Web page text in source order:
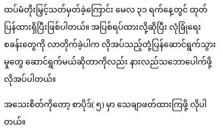
ထပ်မံတိုးမြှင့်သတ်မှတ်ခဲ့ကြောင်း မေလ ၃၁ ရက်နေ့တွင် ထုတ်
ပြန်ထားရှိပြီးဖြစ်ပါတယ်။ အပြစ်ရပ်ထားလို့ဆိုပြီး လုံခြုံရေး
စခန်းတွေကို လာတိုက်ခဲ့ပါက လိုအပ်သည့်တုံ့ပြန်ဆောင်ရွက်သွား
မှုတွေ ဆောင်ရွက်မယ်ဆိုတာကိုလည်း နားလည်သဘောပေါက်ဖို့
လိုအပ်ပါတယ်။
အသေးစိတ်ကိုတော့ စာပိုဒ်( ၅) မှာ သေချာဖတ်ထားကြဖို့ လိုပါ
တယ်။